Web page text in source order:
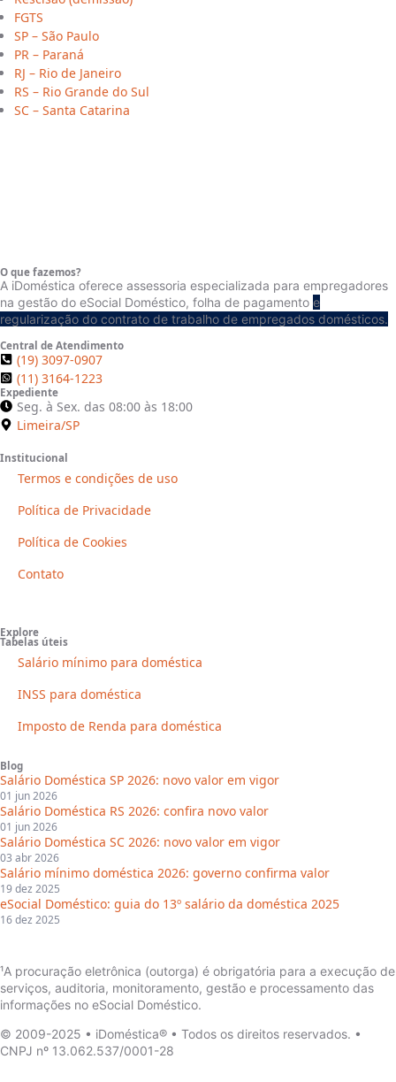
FGTS
SP – São Paulo
PR – Paraná
RJ – Rio de Janeiro
RS – Rio Grande do Sul
SC – Santa Catarina
O que fazemos?
A iDoméstica oferece assessoria especializada para empregadores
na gestão do eSocial Doméstico, folha de pagamento e
regularização do contrato de trabalho de empregados domésticos.
Central de Atendimento
(19) 3097-0907
(11) 3164-1223
Expediente
Seg. à Sex. das 08:00 às 18:00
Limeira/SP
Institucional
Termos e condições de uso
Política de Privacidade
Política de Cookies
Contato
Explore
Tabelas úteis
Salário mínimo para doméstica
INSS para doméstica
Imposto de Renda para doméstica
Blog
Salário Doméstica SP 2026: novo valor em vigor
01 jun 2026
Salário Doméstica RS 2026: confira novo valor
01 jun 2026
Salário Doméstica SC 2026: novo valor em vigor
03 abr 2026
Salário mínimo doméstica 2026: governo confirma valor
19 dez 2025
eSocial Doméstico: guia do 13º salário da doméstica 2025
16 dez 2025
¹A procuração eletrônica (outorga) é obrigatória para a execução de
serviços, auditoria, monitoramento, gestão e processamento das
informações no eSocial Doméstico.
© 2009-2025 • iDoméstica® • Todos os direitos reservados. •
CNPJ nº 13.062.537/0001-28